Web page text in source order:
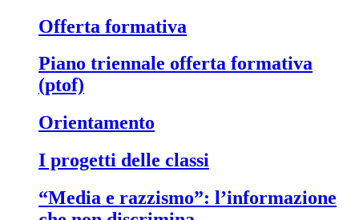
offerta formativa
piano triennale offerta formativa
(ptof)
orientamento
i progetti delle classi
“media e razzismo”: l’informazione